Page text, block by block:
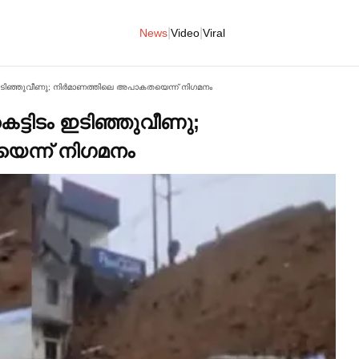
News Video Viral
നിര്‍മാണത്തിലെ അപാകതയെന്ന് നിഗമനം
ഇടിഞ്ഞുവീണു;
നിഗമനം